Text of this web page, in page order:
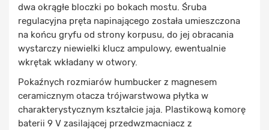
dwa okrągłe bloczki po bokach mostu. Śruba
regulacyjna pręta napinającego została umieszczona
na końcu gryfu od strony korpusu, do jej obracania
wystarczy niewielki klucz ampulowy, ewentualnie
wkrętak wkładany w otwory.
Pokaźnych rozmiarów humbucker z magnesem
ceramicznym otacza trójwarstwowa płytka w
charakterystycznym kształcie jaja. Plastikową komorę
baterii 9 V zasilającej przedwzmacniacz z